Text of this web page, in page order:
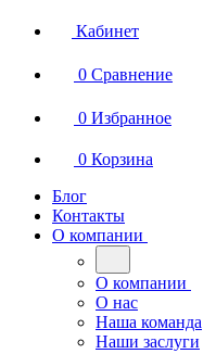
Кабинет
0 Сравнение
0 Избранное
0 Корзина
Блог
Контакты
О компании
О компании
О нас
Наша команда
Наши заслуги